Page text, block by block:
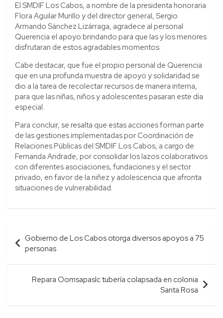
El SMDIF Los Cabos, a nombre de la presidenta honoraria
Flora Aguilar Murillo y del director general, Sergio
Armando Sánchez Lizárraga, agradece al personal
Querencia el apoyo brindando para que las y los menores
disfrutaran de estos agradables momentos.
Cabe destacar, que fue el propio personal de Querencia
que en una profunda muestra de apoyo y solidaridad se
dio a la tarea de recolectar recursos de manera interna,
para que las niñas, niños y adolescentes pasaran este día
especial.
Para concluir, se resalta que estas acciones forman parte
de las gestiones implementadas por Coordinación de
Relaciones Públicas del SMDIF Los Cabos, a cargo de
Fernanda Andrade, por consolidar los lazos colaborativos
con diferentes asociaciones, fundaciones y el sector
privado, en favor de la niñez y adolescencia que afronta
situaciones de vulnerabilidad.
Navegación
de
entradas
Gobierno de Los Cabos otorga diversos apoyos a 75
personas
Repara Oomsapaslc tubería colapsada en colonia
Santa Rosa